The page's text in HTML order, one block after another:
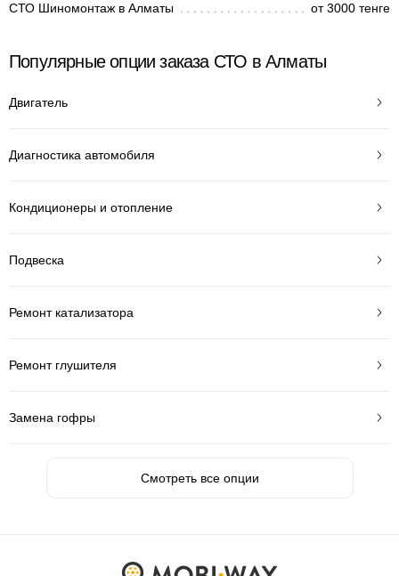
СТО Шиномонтаж в Алматы
от 3000 тенге
Популярные опции заказа СТО в Алматы
Двигатель
Диагностика автомобиля
Кондиционеры и отопление
Подвеска
Ремонт катализатора
Ремонт глушителя
Замена гофры
Смотреть все опции